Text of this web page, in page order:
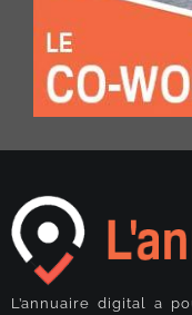
L’annuaire digital a